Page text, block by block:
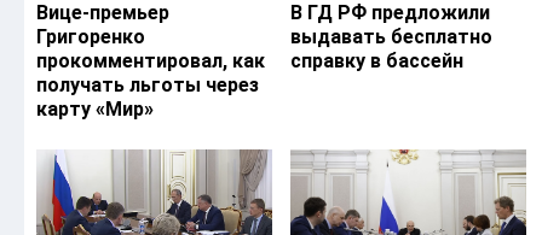
Вице-премьер
Григоренко
прокомментировал, как
получать льготы через
карту «Мир»
В ГД РФ предложили
выдавать бесплатно
справку в бассейн